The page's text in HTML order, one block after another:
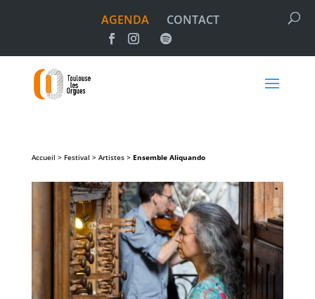
AGENDA CONTACT
Accueil > Festival > Artistes > Ensemble Aliquando